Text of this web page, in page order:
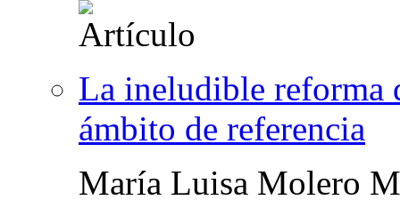
La ineludible reforma
ámbito de referencia
María Luisa Molero